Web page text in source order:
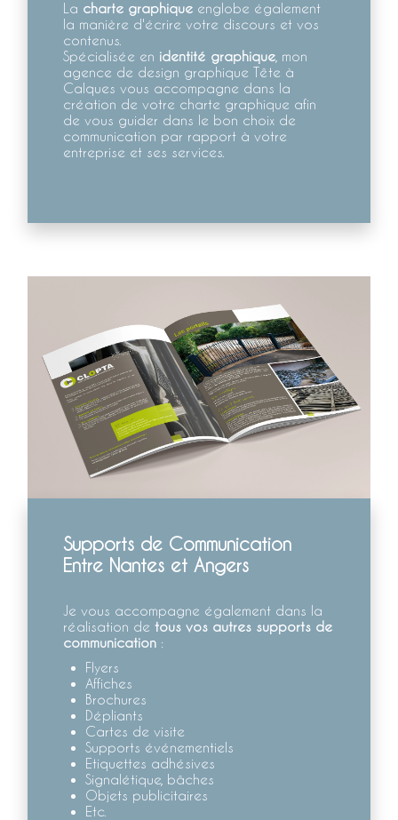
La charte graphique englobe également
la manière d'écrire votre discours et vos
contenus.
Spécialisée en identité graphique , mon
agence de design graphique Tête à
Calques vous accompagne dans la
création de votre charte graphique afin
de vous guider dans le bon choix de
communication par rapport à votre
entreprise et ses services.
Supports de Communication
Entre Nantes et Angers
Je vous accompagne également dans la
réalisation detous vos autres supports de
communication :
Flyers
Affiches
Brochures
Dépliants
Cartes de visite
Supports événementiels
Etiquettes adhésives
Signalétique, bâches
Objets publicitaires
Etc.